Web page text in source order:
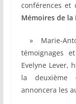
conférences
Mémoires de
» Marie-
témoignages
Evelyne Lever,
la deuxième
annoncera les